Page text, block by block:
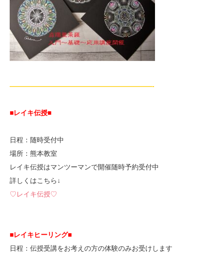
—————————————————————-
■レイキ伝授■
日程：随時受付中
場所：熊本教室
レイキ伝授はマンツーマンで開催随時予約受付中
詳しくはこちら↓
♡レイキ伝授♡
■レイキヒーリング■
日程：伝授受講をお考えの方の体験のみお受けします